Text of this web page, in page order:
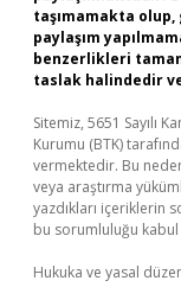
taşımamakta
paylaşım
benzerlikleri
taslak halindedir
Sitemiz, 5651 Sayılı
Kurumu (BTK)
vermektedir. Bu
veya araştırma
yazdıkları içeriklerin
bu sorumluluğu kabul
Hukuka ve yasal